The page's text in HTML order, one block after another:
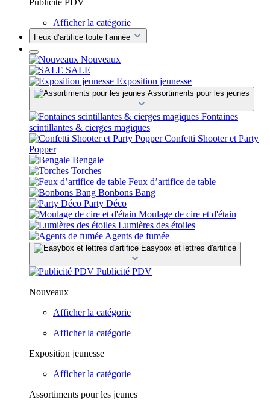
Publicité PDV
Afficher la catégorie
Feux d’artifice toute l’année
Nouveaux
SALE
Exposition jeunesse
Assortiments pour les jeunes
Fontaines
scintillantes & cierges magiques
Confetti Shooter et Party
Popper
Bengale
Torches
Feux d’artifice de table
Bonbons Bang
Party Déco
Moulage de cire et d'étain
Lumières des étoiles
Agents de fumée
Easybox et lettres d'artifice
Publicité PDV
Nouveaux
Afficher la catégorie
Afficher la catégorie
Exposition jeunesse
Afficher la catégorie
Assortiments pour les jeunes